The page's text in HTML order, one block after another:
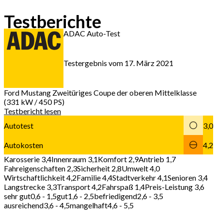
Testberichte
ADAC Auto-Test
Testergebnis vom 17. März 2021
Ford Mustang Zweitüriges Coupe der oberen Mittelklasse
(331 kW / 450 PS)
Testbericht lesen
Autotest
3,0
Autokosten
4,2
Karosserie 3,4Innenraum 3,1Komfort 2,9Antrieb 1,7
Fahreigenschaften 2,3Sicherheit 2,8Umwelt 4,0
Wirtschaftlichkeit 4,2Familie 4,4Stadtverkehr 4,1Senioren 3,4
Langstrecke 3,3Transport 4,2Fahrspaß 1,4Preis-Leistung 3,6
sehr gut0,6 - 1,5gut1,6 - 2,5befriedigend2,6 - 3,5
ausreichend3,6 - 4,5mangelhaft4,6 - 5,5